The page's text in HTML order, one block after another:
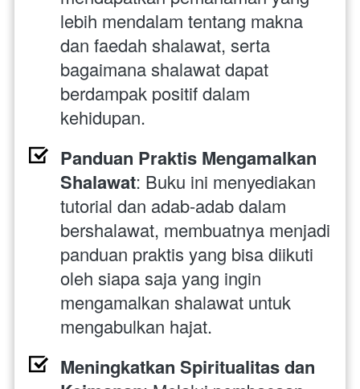
lebih mendalam tentang makna
dan faedah shalawat, serta
bagaimana shalawat dapat
berdampak positif dalam
kehidupan.
Panduan Praktis Mengamalkan
Shalawat: Buku ini menyediakan
tutorial dan adab-adab dalam
bershalawat, membuatnya menjadi
panduan praktis yang bisa diikuti
oleh siapa saja yang ingin
mengamalkan shalawat untuk
mengabulkan hajat.
Meningkatkan Spiritualitas dan